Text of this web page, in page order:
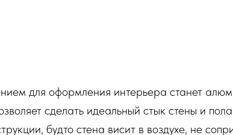
для оформления интерьера станет
сделать идеальный стык стены и
будто стена висит в воздухе, не